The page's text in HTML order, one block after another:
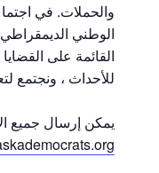
والحملات. في
الوطني الديمقراطي
القائمة على القضايا
للأحداث ، ونجتمع
يمكن إرسال جميع